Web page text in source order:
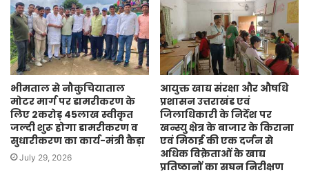
भीमताल से नौकुचियाताल
मोटर मार्ग पर डामरीकरण के
लिए 2करोड़ 45लाख स्वीकृत
जल्दी शुरू होगा डामरीकरण व
सुधारीकरण का कार्य-मंत्री कैड़ा
July 29, 2026
आयुक्त खाद्य संरक्षा और औषधि
प्रशासन उत्तराखंड एवं
जिलाधिकारी के निर्देश पर
खन्स्यु क्षेत्र के बाजार के किराना
एवं मिठाई की एक दर्जन से
अधिक विक्रेताओं के खाद्य
प्रतिष्ठानों का सघन निरीक्षण